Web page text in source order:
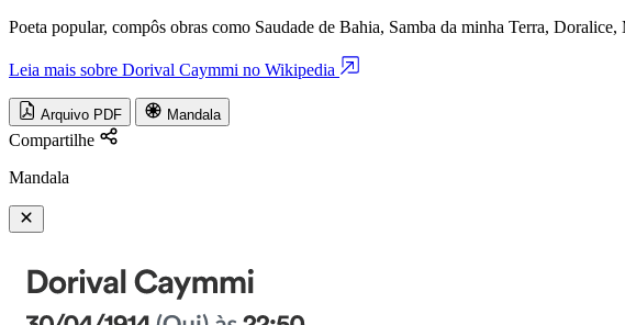
Poeta popular, compôs obras como Saudade de Bahia, Samba da minha Terra,
Leia mais sobre Dorival Caymmi no Wikipedia
Arquivo PDF Mandala
Compartilhe
Mandala